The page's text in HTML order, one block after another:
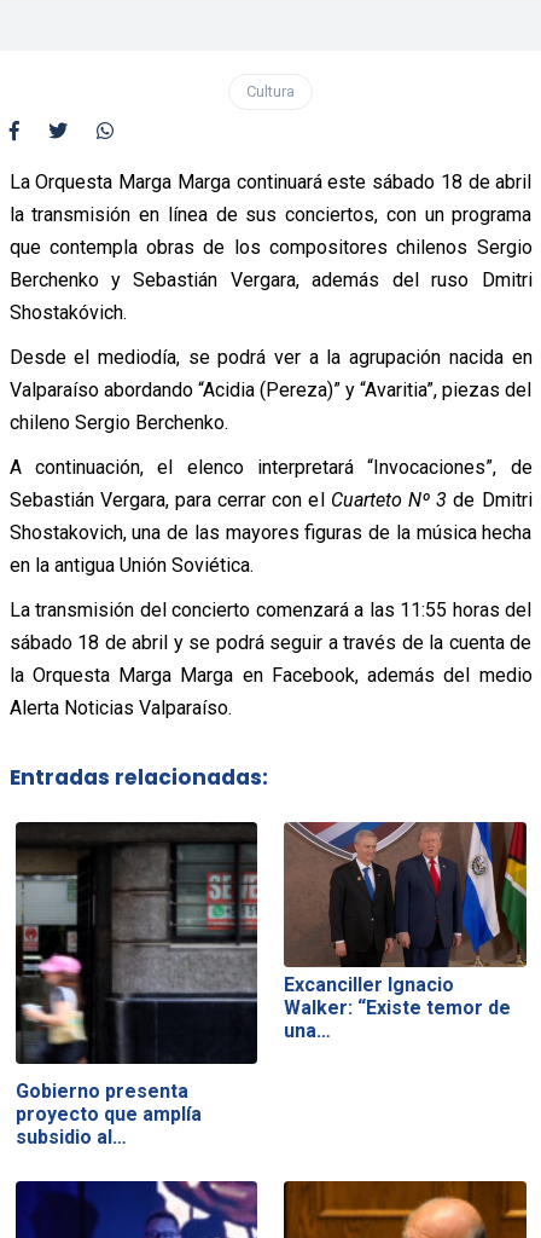
Cultura
La Orquesta Marga Marga continuará este sábado 18 de abril
la transmisión en línea de sus conciertos, con un programa
que contempla obras de los compositores chilenos Sergio
Berchenko y Sebastián Vergara, además del ruso Dmitri
Shostakóvich.
Desde el mediodía, se podrá ver a la agrupación nacida en
Valparaíso abordando “Acidia (Pereza)” y “Avaritia”, piezas del
chileno Sergio Berchenko.
A continuación, el elenco interpretará “Invocaciones”, de
Sebastián Vergara, para cerrar con el Cuarteto Nº 3 de Dmitri
Shostakovich, una de las mayores figuras de la música hecha
en la antigua Unión Soviética.
La transmisión del concierto comenzará a las 11:55 horas del
sábado 18 de abril y se podrá seguir a través de la cuenta de
la Orquesta Marga Marga en Facebook, además del medio
Alerta Noticias Valparaíso.
Entradas relacionadas:
Gobierno presenta
proyecto que amplía
subsidio al…
Excanciller Ignacio
Walker: “Existe temor de
una…